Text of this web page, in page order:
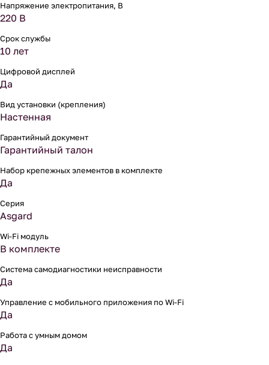
Напряжение электропитания, В
220 В
Срок службы
10 лет
Цифровой дисплей
Да
Вид установки (крепления)
Настенная
Гарантийный документ
Гарантийный талон
Набор крепежных элементов в комплекте
Да
Серия
Asgard
Wi-Fi модуль
В комплекте
Система самодиагностики неисправности
Да
Управление c мобильного приложения по Wi-Fi
Да
Работа с умным домом
Да